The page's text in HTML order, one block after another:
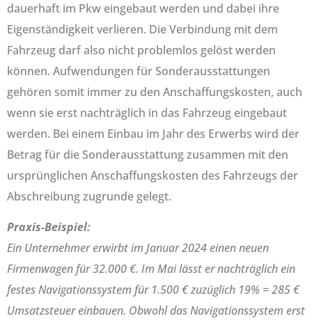
dauerhaft im Pkw eingebaut werden und dabei ihre
Eigenständigkeit verlieren. Die Verbindung mit dem
Fahrzeug darf also nicht problemlos gelöst werden
können. Aufwendungen für Sonderausstattungen
gehören somit immer zu den Anschaffungskosten, auch
wenn sie erst nachträglich in das Fahrzeug eingebaut
werden. Bei einem Einbau im Jahr des Erwerbs wird der
Betrag für die Sonderausstattung zusammen mit den
ursprünglichen Anschaffungskosten des Fahrzeugs der
Abschreibung zugrunde gelegt.
Praxis-Beispiel:
Ein Unternehmer erwirbt im Januar 2024 einen neuen
Firmenwagen für 32.000 €. Im Mai lässt er nachträglich ein
festes Navigationssystem für 1.500 € zuzüglich 19% = 285 €
Umsatzsteuer einbauen. Obwohl das Navigationssystem erst